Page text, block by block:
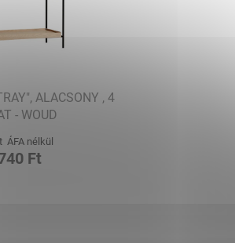
ALACSONY , 4
- WOUD
ÁFA nélkül
Ft